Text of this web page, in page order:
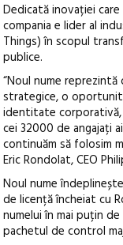
Dedicată inovației
compania e lider al
Things) în scopul
publice.
“Noul nume
strategice, o
identitate corporativă,
cei 32000 de angajați
continuăm să folosim
Eric Rondolat, CEO
Noul nume
de licență încheiat cu
numelui în mai puțin
pachetul de control